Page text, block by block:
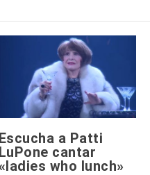
Escucha a Patti
LuPone cantar
«ladies who lunch»